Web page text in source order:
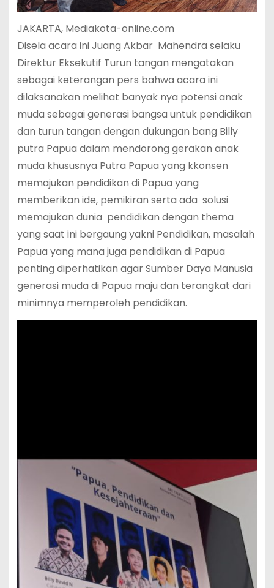
JAKARTA, Mediakota-online.com
Disela acara ini Juang Akbar Mahendra selaku
Direktur Eksekutif Turun tangan mengatakan
sebagai keterangan pers bahwa acara ini
dilaksanakan melihat banyak nya potensi anak
muda sebagai generasi bangsa untuk pendidikan
dan turun tangan dengan dukungan bang Billy
putra Papua dalam mendorong gerakan anak
muda khususnya Putra Papua yang kkonsen
memajukan pendidikan di Papua yang
memberikan ide, pemikiran serta ada solusi
memajukan dunia pendidikan dengan thema
yang saat ini bergaung yakni Pendidikan, masalah
Papua yang mana juga pendidikan di Papua
penting diperhatikan agar Sumber Daya Manusia
generasi muda di Papua maju dan terangkat dari
minimnya memperoleh pendidikan.